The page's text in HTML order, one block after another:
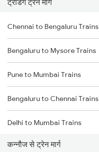
ट्रेंडिंग ट्रेन मार्ग
Chennai to Bengaluru Trains
Bengaluru to Mysore Trains
Pune to Mumbai Trains
Bengaluru to Chennai Trains
Delhi to Mumbai Trains
Mumbai to Pune Trains
कन्नौज से ट्रेन मार्ग